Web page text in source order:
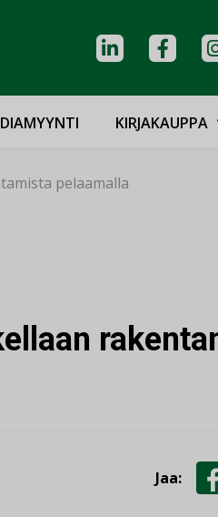
KIRJAKAUPPA
pelaamalla
Jaa: